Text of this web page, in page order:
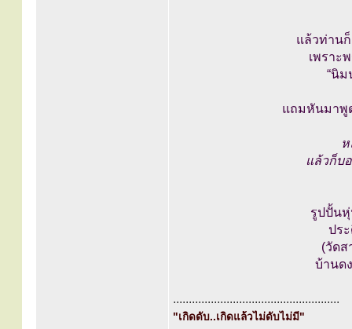
แล้วท่านก็
เพราะ
“นิม
แถมหันมาพูด
แล้วก็บอ
รูปปั้น
ปร
(วัดส
บ้านด
.....................................................
"เกิดดับ..เกิดแล้วไม่ดับไม่มี"